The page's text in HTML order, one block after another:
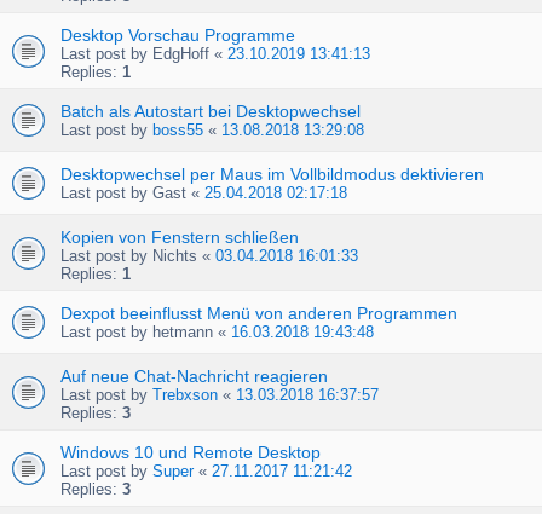
Desktop Vorschau Programme
Last post by EdgHoff « 23.10.2019 13:41:13
Replies: 1
Batch als Autostart bei Desktopwechsel
Last post by boss55 « 13.08.2018 13:29:08
Desktopwechsel per Maus im Vollbildmodus dektivieren
Last post by Gast « 25.04.2018 02:17:18
Kopien von Fenstern schließen
Last post by Nichts « 03.04.2018 16:01:33
Replies: 1
Dexpot beeinflusst Menü von anderen Programmen
Last post by hetmann « 16.03.2018 19:43:48
Auf neue Chat-Nachricht reagieren
Last post by Trebxson « 13.03.2018 16:37:57
Replies: 3
Windows 10 und Remote Desktop
Last post by Super« 27.11.2017 11:21:42
Replies: 3